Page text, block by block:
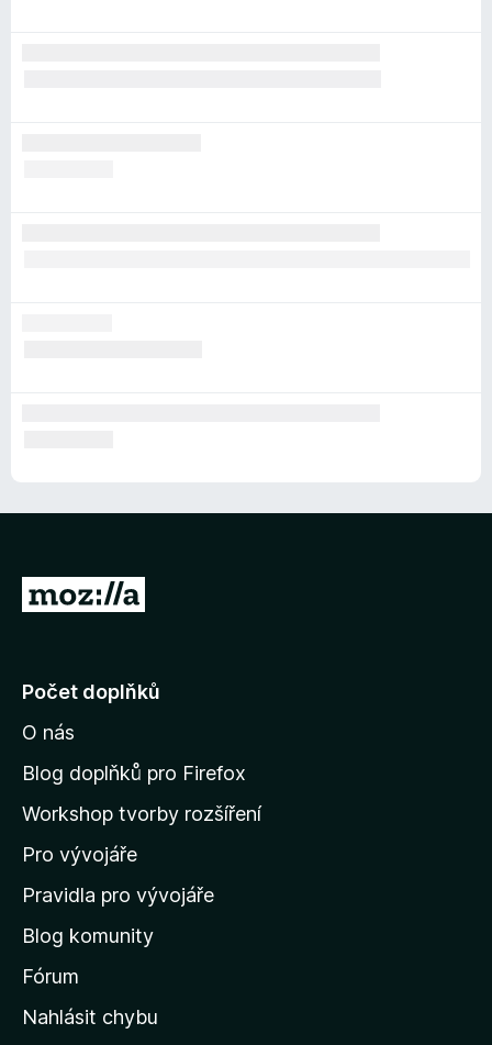
P
j
t
n
d
o
m
v
s
k
Počet doplňků
O nás
Blog doplňků pro Firefox
Workshop tvorby rozšíření
Pro vývojáře
Pravidla pro vývojáře
Blog komunity
Fórum
Nahlásit chybu